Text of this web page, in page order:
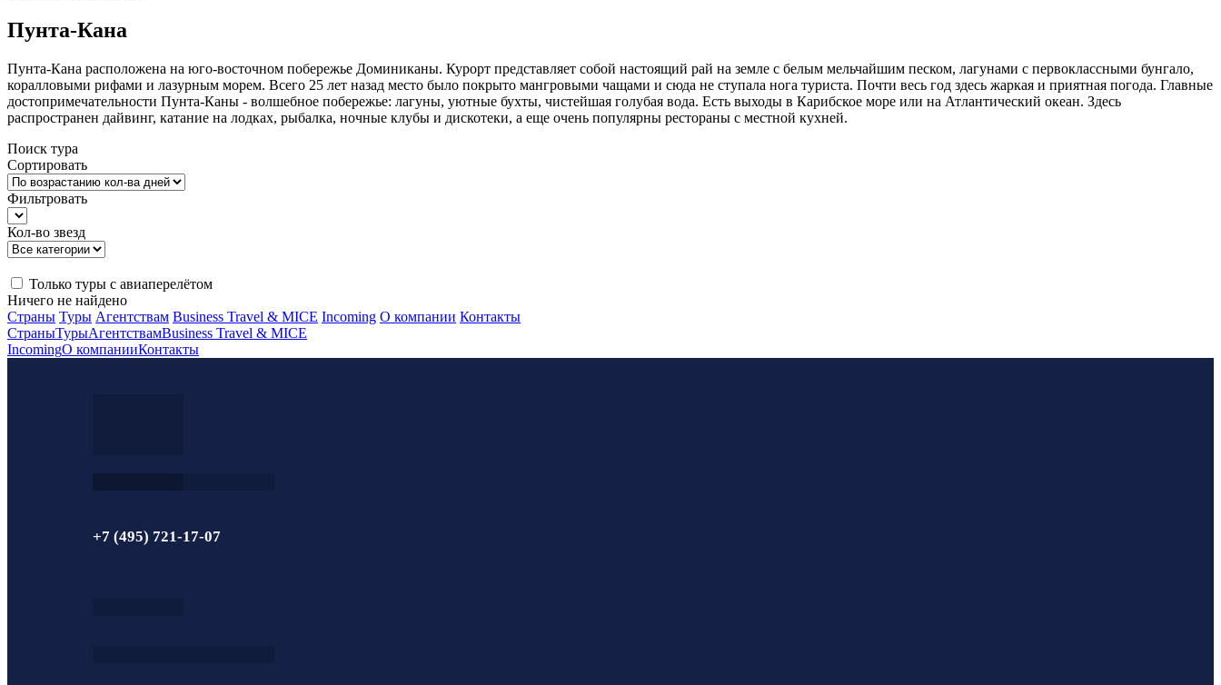
Пунта-Кана
Пунта-Кана расположена на юго-восточном побережье Доминиканы. Курорт представляет собой настоящий рай на земле с белым мельчайшим песком, лагунами с первоклассными бунгало,
коралловыми рифами и лазурным морем. Всего 25 лет назад место было покрыто мангровыми чащами и сюда не ступала нога туриста. Почти весь год здесь жаркая и приятная погода. Главные
достопримечательности Пунта-Каны - волшебное побережье: лагуны, уютные бухты, чистейшая голубая вода. Есть выходы в Карибское море или на Атлантический океан. Здесь
распространен дайвинг, катание на лодках, рыбалка, ночные клубы и дискотеки, а еще очень популярны рестораны с местной кухней.
Поиск тура
Сортировать
Фильтровать
Кол-во звезд
Только туры с авиаперелётом
Ничего не найдено
Страны Туры Агентствам Business Travel & MICE Incoming О компании Контакты
СтраныТурыАгентствамBusiness Travel & MICE
IncomingО компанииКонтакты
+7 (495) 721-17-07